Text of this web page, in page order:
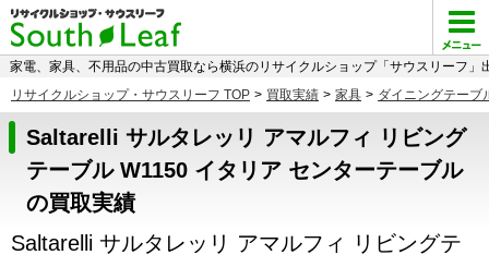
家電、家具、不用品の中古買取なら横浜のリサイクルショップ「サウスリーフ」
リサイクルショップ・サウスリーフ TOP > 買取実績 > 家具 > ダイニングテーブ
Saltarelli サルタレッリ アマルフィ リビング
テーブル W1150 イタリア センターテーブル
の買取実績
Saltarelli サルタレッリ アマルフィ リビングテ